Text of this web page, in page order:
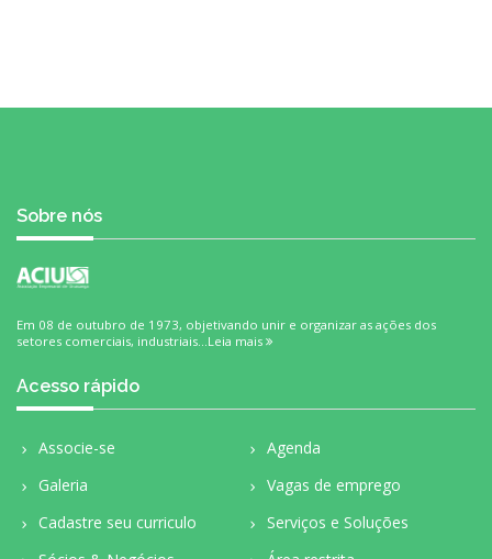
Sobre nós
Em 08 de outubro de 1973, objetivando unir e organizar as ações dos
setores comerciais, industriais...Leia mais
Acesso rápido
Associe-se
Agenda
Galeria
Vagas de emprego
Cadastre seu curriculo
Serviços e Soluções